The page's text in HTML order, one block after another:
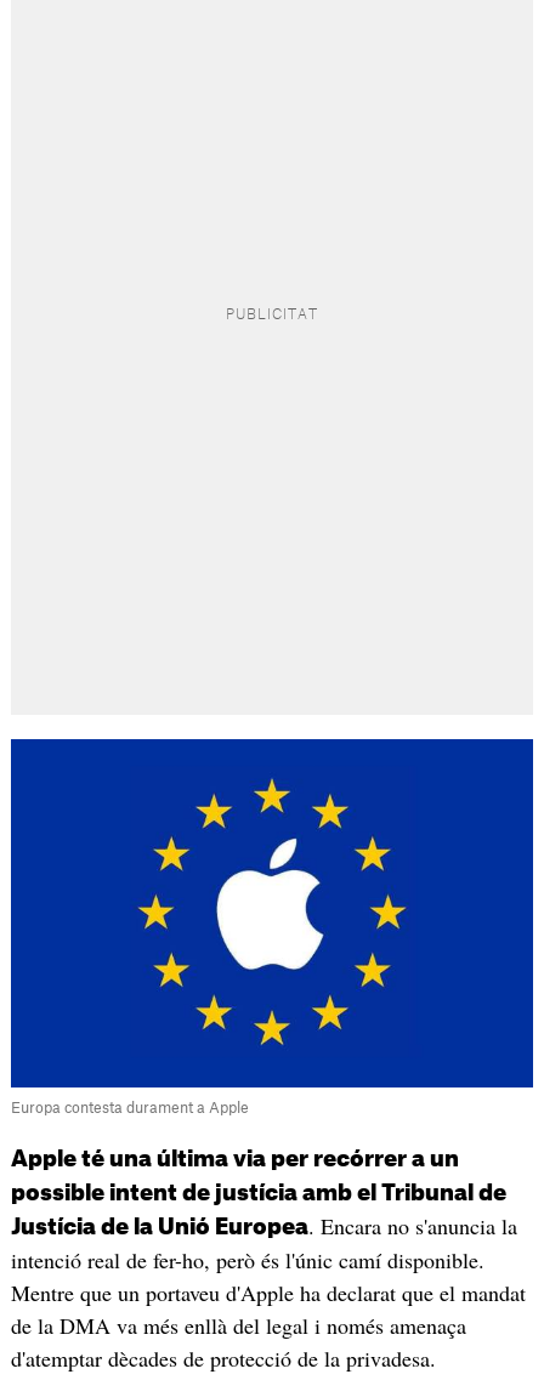
Europa contesta durament a Apple
Apple té una última via per recórrer a un
possible intent de justícia amb el Tribunal de
Justícia de la Unió Europea. Encara no s'anuncia la
intenció real de fer-ho, però és l'únic camí disponible.
Mentre que un portaveu d'Apple ha declarat que el mandat
de la DMA va més enllà del legal i només amenaça
d'atemptar dècades de protecció de la privadesa.